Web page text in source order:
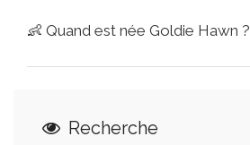
👶 Quand est née Goldie Hawn ?
Recherche